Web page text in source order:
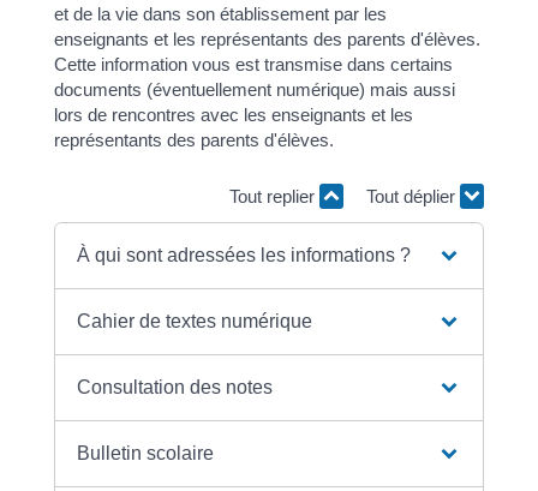
et de la vie dans son établissement par les
enseignants et les représentants des parents d'élèves.
Cette information vous est transmise dans certains
documents (éventuellement numérique) mais aussi
lors de rencontres avec les enseignants et les
représentants des parents d'élèves.
Tout replier Tout déplier
À qui sont adressées les informations ?
Cahier de textes numérique
Consultation des notes
Bulletin scolaire